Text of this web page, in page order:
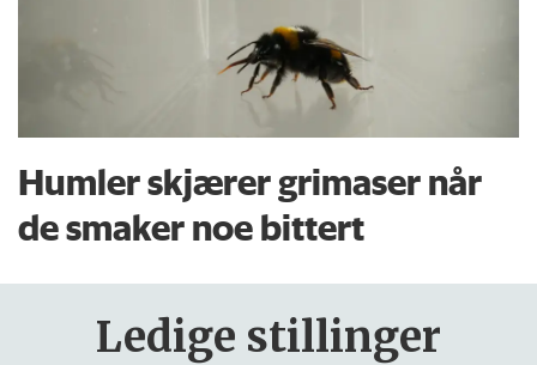
Humler skjærer grimaser når
de smaker noe bittert
Ledige stillinger